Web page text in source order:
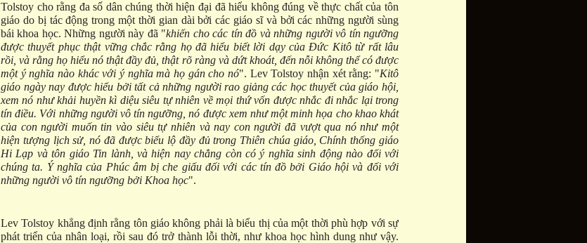
Tolstoy cho rằng đa số dân chúng thời hiện đại đã hiểu không đúng về thực chất của tôn
giáo do bị tác động trong một thời gian dài bởi các giáo sĩ và bởi các những người sùng
bái khoa học. Những người này đã "khiến cho các tín đồ và những người vô tín ngưỡng
được thuyết phục thật vững chắc rằng họ đã hiểu biết lời dạy của Đức Kitô từ rất lâu
rồi, và rằng họ hiểu nó thật đầy đủ, thật rõ ràng và dứt khoát, đến nỗi không thể có được
một ý nghĩa nào khác với ý nghĩa mà họ gán cho nó". Lev Tolstoy nhận xét rằng: "Kitô
giáo ngày nay được hiểu bởi tất cả những người rao giảng các học thuyết của giáo hội,
xem nó như khải huyền kì diệu siêu tự nhiên về mọi thứ vốn được nhắc đi nhắc lại trong
tín điều. Với những người vô tín ngưỡng, nó được xem như một minh họa cho khao khát
của con người muốn tin vào siêu tự nhiên và nay con người đã vượt qua nó như một
hiện tượng lịch sử, nó đã được biểu lộ đầy đủ trong Thiên chúa giáo, Chính thống giáo
Hi Lạp và tôn giáo Tin lành, và hiện nay chẳng còn có ý nghĩa sinh động nào đối với
chúng ta. Ý nghĩa của Phúc âm bị che giấu đối với các tín đồ bởi Giáo hội và đối với
những người vô tín ngưỡng bởi Khoa học".
Lev Tolstoy khẳng định rằng tôn giáo không phải là biểu thị của một thời phù hợp với sự
phát triển của nhân loại, rồi sau đó trở thành lỗi thời, như khoa học hình dung như vậy.